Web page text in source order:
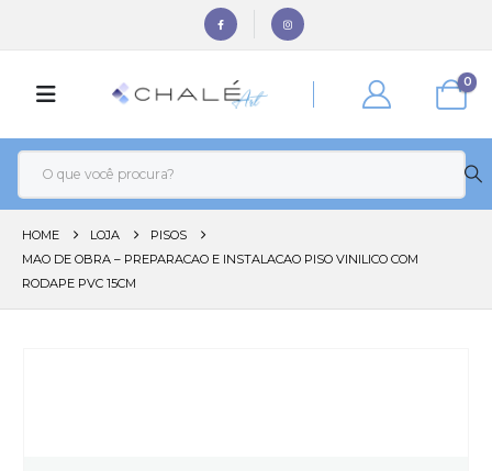
0
HOME LOJA
PISOS
MAO DE OBRA – PREPARACAO E INSTALACAO PISO VINILICO COM
RODAPE PVC 15CM